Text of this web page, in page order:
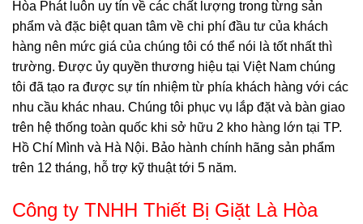
Hòa Phát luôn uy tín về các chất lượng trong từng sản
phẩm và đặc biệt quan tâm về chi phí đầu tư của khách
hàng nên mức giá của chúng tôi có thể nói là tốt nhất thì
trường. Được ủy quyền thương hiệu tại Việt Nam chúng
tôi đã tạo ra được sự tín nhiệm từ phía khách hàng với các
nhu cầu khác nhau. Chúng tôi phục vụ lắp đặt và bàn giao
trên hệ thống toàn quốc khi sở hữu 2 kho hàng lớn tại TP.
Hồ Chí Mình và Hà Nội. Bảo hành chính hãng sản phẩm
trên 12 tháng, hỗ trợ kỹ thuật tới 5 năm.
Công ty TNHH Thiết Bị Giặt Là Hòa